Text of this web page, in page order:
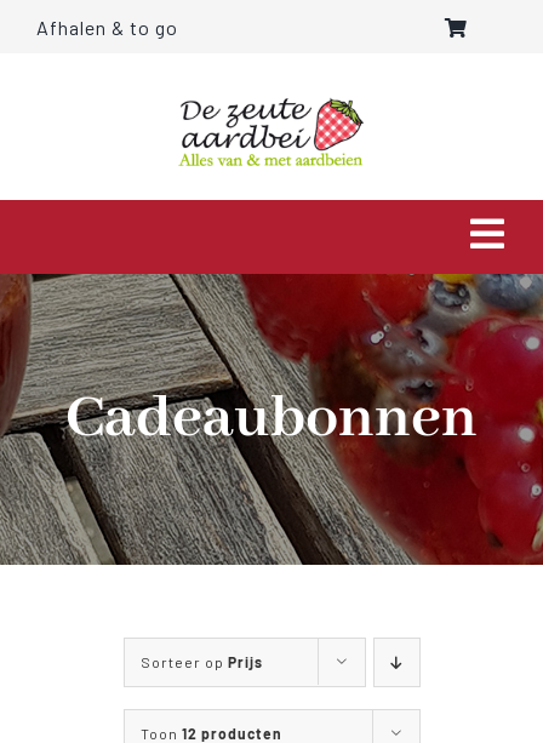
Afhalen & to go
HOME
OVER ONS
AARDBEIEN
WANDELEN & FIETSEN
CONTACT
Cadeaubonnen
Sorteer op Prijs
Toon 12 producten